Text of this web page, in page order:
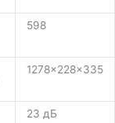
598
1278×228×335
23 дБ